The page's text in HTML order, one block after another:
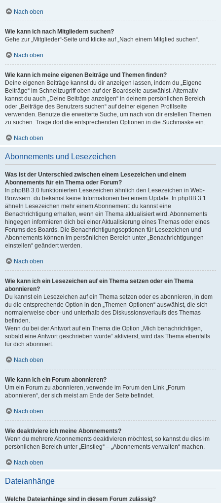
Nach oben
Wie kann ich nach Mitgliedern suchen?
Gehe zur „Mitglieder“-Seite und klicke auf „Nach einem Mitglied suchen“.
Nach oben
Wie kann ich meine eigenen Beiträge und Themen finden?
Deine eigenen Beiträge kannst du dir anzeigen lassen, indem du „Eigene
Beiträge“ im Schnellzugriff oben auf der Boardseite auswählst. Alternativ
kannst du auch „Deine Beiträge anzeigen“ in deinem persönlichen Bereich
oder „Beiträge des Benutzers suchen“ auf deiner eigenen Profilseite
verwenden. Benutze die erweiterte Suche, um nach von dir erstellen Themen
zu suchen. Trage dort die entsprechenden Optionen in die Suchmaske ein.
Nach oben
Abonnements und Lesezeichen
Was ist der Unterschied zwischen einem Lesezeichen und einem
Abonnements für ein Thema oder Forum?
In phpBB 3.0 funktionierten Lesezeichen ähnlich den Lesezeichen in Web-
Browsern: du bekamst keine Informationen bei einem Update. In phpBB 3.1
ähneln Lesezeichen mehr einem Abonnement: du kannst eine
Benachrichtigung erhalten, wenn ein Thema aktualisiert wird. Abonnements
hingegen informieren dich bei einer Aktualisierung eines Themas oder eines
Forums des Boards. Die Benachrichtigungsoptionen für Lesezeichen und
Abonnements können im persönlichen Bereich unter „Benachrichtigungen
einstellen“ geändert werden.
Nach oben
Wie kann ich ein Lesezeichen auf ein Thema setzen oder ein Thema
abonnieren?
Du kannst ein Lesezeichen auf ein Thema setzen oder es abonnieren, in dem
du die entsprechende Option in den „Themen-Optionen“ auswählst, die sich
normalerweise ober- und unterhalb des Diskussionsverlaufs des Themas
befinden.
Wenn du bei der Antwort auf ein Thema die Option „Mich benachrichtigen,
sobald eine Antwort geschrieben wurde“ aktivierst, wird das Thema ebenfalls
für dich abonniert.
Nach oben
Wie kann ich ein Forum abonnieren?
Um ein Forum zu abonnieren, verwende im Forum den Link „Forum
abonnieren“, der sich meist am Ende der Seite befindet.
Nach oben
Wie deaktiviere ich meine Abonnements?
Wenn du mehrere Abonnements deaktivieren möchtest, so kannst du dies im
persönlichen Bereich unter „Einstieg“ – „Abonnements verwalten“ machen.
Nach oben
Dateianhänge
Welche Dateianhänge sind in diesem Forum zulässig?